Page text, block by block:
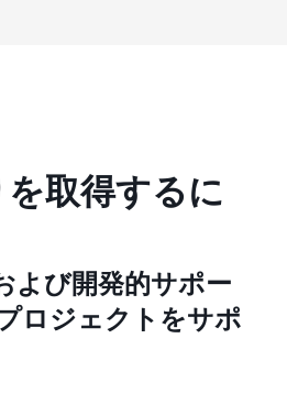
取得するに
よび開発的サポー
ロジェクトをサポ